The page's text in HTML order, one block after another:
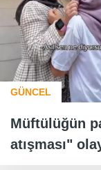
GÜNCEL
Müftülüğün
atışması"